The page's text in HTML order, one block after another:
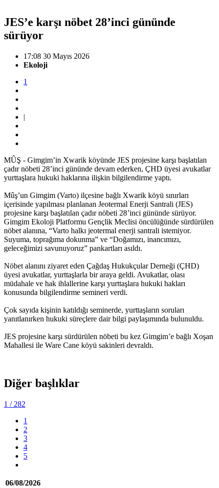
JES’e karşı nöbet 28’inci gününde
sürüyor
17:08 30 Mayıs 2026
Ekoloji
1
|
MÛŞ - Gimgim’in Xwarik köyünde JES projesine karşı başlatılan
çadır nöbeti 28’inci gününde devam ederken, ÇHD üyesi avukatlar
yurttaşlara hukuki haklarına ilişkin bilgilendirme yaptı.
Mûş’un Gimgim (Varto) ilçesine bağlı Xwarik köyü sınırları
içerisinde yapılması planlanan Jeotermal Enerji Santrali (JES)
projesine karşı başlatılan çadır nöbeti 28’inci gününde sürüyor.
Gimgim Ekoloji Platformu Gençlik Meclisi öncülüğünde sürdürülen
nöbet alanına, “Varto halkı jeotermal enerji santrali istemiyor.
Suyuma, toprağıma dokunma” ve “Doğamızı, inancımızı,
geleceğimizi savunuyoruz” pankartları asıldı.
Nöbet alanını ziyaret eden Çağdaş Hukukçular Derneği (ÇHD)
üyesi avukatlar, yurttaşlarla bir araya geldi. Avukatlar, olası
müdahale ve hak ihlallerine karşı yurttaşlara hukuki hakları
konusunda bilgilendirme semineri verdi.
Çok sayıda kişinin katıldığı seminerde, yurttaşların soruları
yanıtlanırken hukuki süreçlere dair bilgi paylaşımında bulunuldu.
JES projesine karşı sürdürülen nöbeti bu kez Gimgim’e bağlı Xoşan
Mahallesi ile Ware Cane köyü sakinleri devraldı.
Diğer başlıklar
1 / 282
1
2
3
4
5
06/08/2026